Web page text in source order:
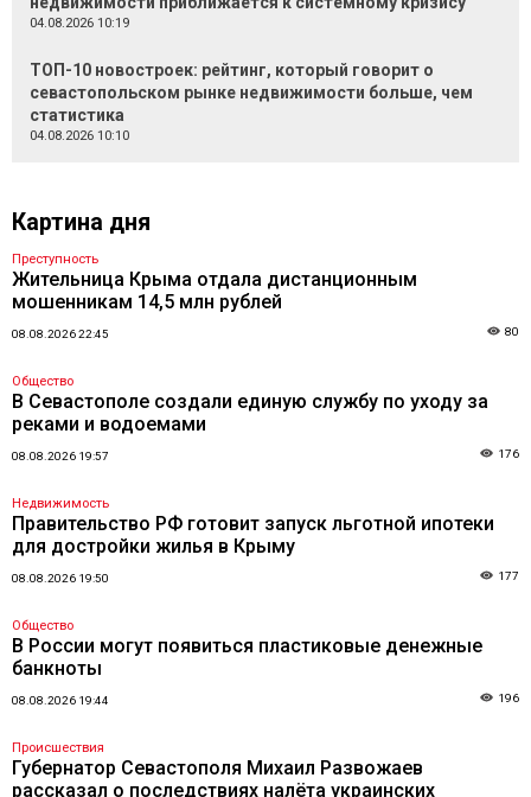
04.08.2026 10:19
ТОП-10 новостроек: рейтинг, который говорит о
севастопольском рынке недвижимости больше, чем
статистика
04.08.2026 10:10
Картина дня
Преступность
Жительница Крыма отдала дистанционным
мошенникам 14,5 млн рублей
08.08.2026 22:45 80
Общество
В Севастополе создали единую службу по уходу за
реками и водоемами
08.08.2026 19:57 176
Недвижимость
Правительство РФ готовит запуск льготной ипотеки
для достройки жилья в Крыму
08.08.2026 19:50 177
Общество
В России могут появиться пластиковые денежные
банкноты
08.08.2026 19:44 196
Происшествия
Губернатор Севастополя Михаил Развожаев
рассказал о последствиях налёта украинских